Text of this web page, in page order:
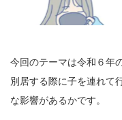
今回のテーマは令和６年
別居する際に子を連れて
な影響があるかです。